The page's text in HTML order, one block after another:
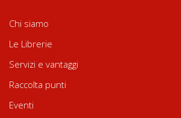
Chi siamo
Le Librerie
Servizi e vantaggi
Raccolta punti
Eventi